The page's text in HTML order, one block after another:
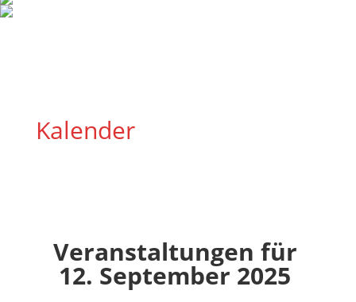
Kalender
Veranstaltungen für
12. September 2025